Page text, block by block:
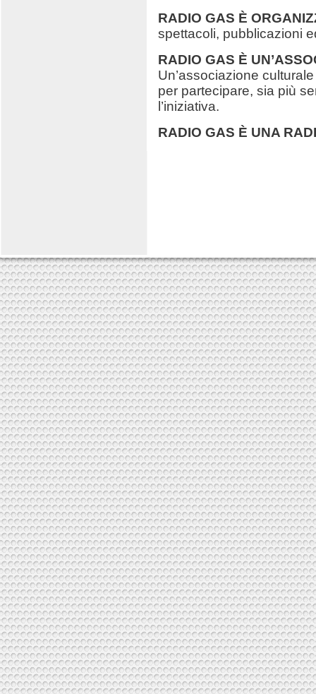
RADIO GAS È
spettacoli, pubblicazioni
RADIO GAS È
Un’associazione
per partecipare, sia più
l’iniziativa.
RADIO GAS È UNA